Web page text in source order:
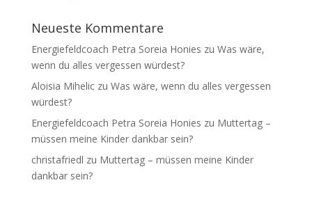
Neueste Kommentare
Energiefeldcoach Petra Soreia Honies zu Was wäre,
wenn du alles vergessen würdest?
Aloisia Miheliczu Was wäre, wenn du alles vergessen
würdest?
Energiefeldcoach Petra Soreia Honies zu Muttertag –
müssen meine Kinder dankbar sein?
christafriedl zu Muttertag – müssen meine Kinder
dankbar sein?